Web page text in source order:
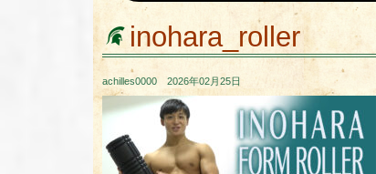
inohara_roller
achilles0000 2026年02月25日